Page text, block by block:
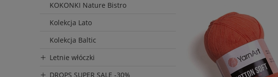
KOKONKI Nature Bistro
Kolekcja Lato
Kolekcja Baltic
Letnie włóczki
DROPS SUPER SALE -30%